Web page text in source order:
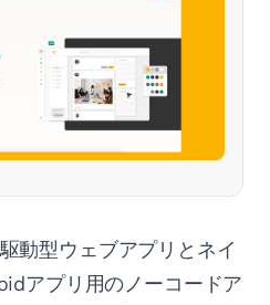
動型ウェブアプリとネイ
アプリ用のノーコードア